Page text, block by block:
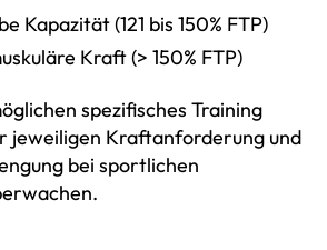
Kapazität (121 bis 150% FTP)
Kraft (> 150% FTP)
spezifisches Training
jeweiligen Kraftanforderung und
bei sportlichen